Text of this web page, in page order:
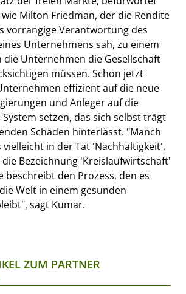
Milton Friedman, der die Rendite
vorrangige Verantwortung des
Unternehmens sah, zu einem
die Unternehmen die Gesellschaft
müssen. Schon jetzt
effizient auf die neue
und Anleger auf die
setzen, das sich selbst trägt
Schäden hinterlässt. "Manch
in der Tat 'Nachhaltigkeit',
Bezeichnung 'Kreislaufwirtschaft'
beschreibt den Prozess, den es
Welt in einem gesunden
sagt Kumar.
ZUM PARTNER